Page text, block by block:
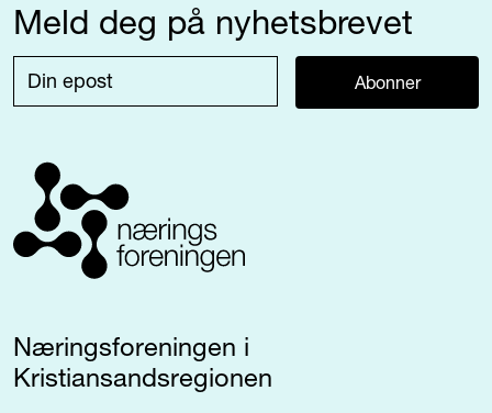
Meld deg på nyhetsbrevet
Abonner
Næringsforeningen i
Kristiansandsregionen